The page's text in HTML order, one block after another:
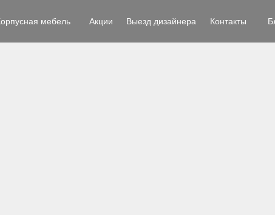
Контакты
Выезд дизайнера
мебель
Акции